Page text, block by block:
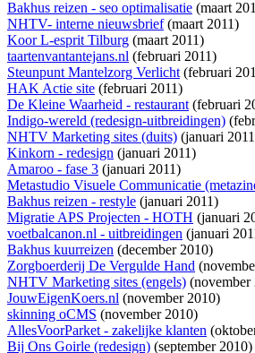
Bakhus reizen - seo optimalisatie (maart
NHTV- interne nieuwsbrief(maart 2011)
Koor L-esprit Tilburg (maart 2011)
taartenvantantejans.nl (februari 2011)
Steunpunt Mantelzorg Verlicht(februari
HAK Actie site (februari 2011)
De Kleine Waarheid - restaurant(februari
Indigo-wereld (redesign-uitbreidingen)
NHTV Marketing sites (duits) (januari
Kinkorn - redesign (januari 2011)
Amaroo - fase 3 (januari 2011)
Metastudio Visuele Communicatie
Bakhus reizen - restyle (januari 2011)
Migratie APS Projecten - HOTH (januari
voetbalcanon.nl - uitbreidingen (januari
Bakhus kuurreizen (december 2010)
Zorgboerderij De Vergulde Hand
NHTV Marketing sites (engels) (november
JouwEigenKoers.nl (november 2010)
skinning oCMS (november 2010)
AllesVoorParket - zakelijke klanten
Bij Ons Goirle (redesign) (september 2010)